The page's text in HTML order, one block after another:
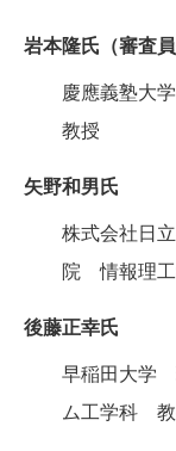
岩本隆氏（審査員
慶應義塾大
教授
矢野和男氏
株式会社日
院 情報理
後藤正幸氏
早稲田大学
ム工学科